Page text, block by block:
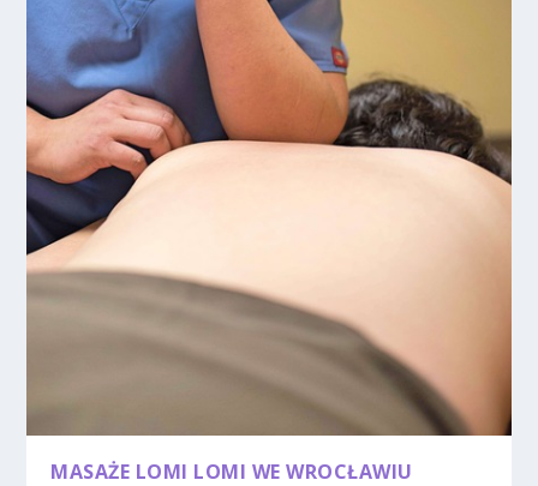
MASAŻE LOMI LOMI WE WROCŁAWIU